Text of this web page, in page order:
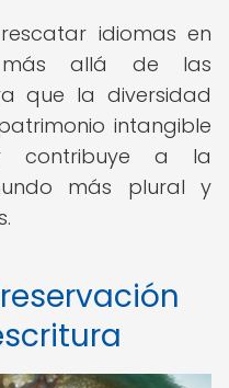
idiomas en
más allá de las
que la diversidad
intangible
contribuye a la
más plural y